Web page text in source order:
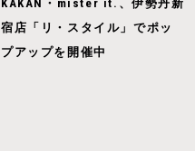
KAKAN・mister it.、伊勢丹新
宿店「リ・スタイル」でポッ
プアップを開催中